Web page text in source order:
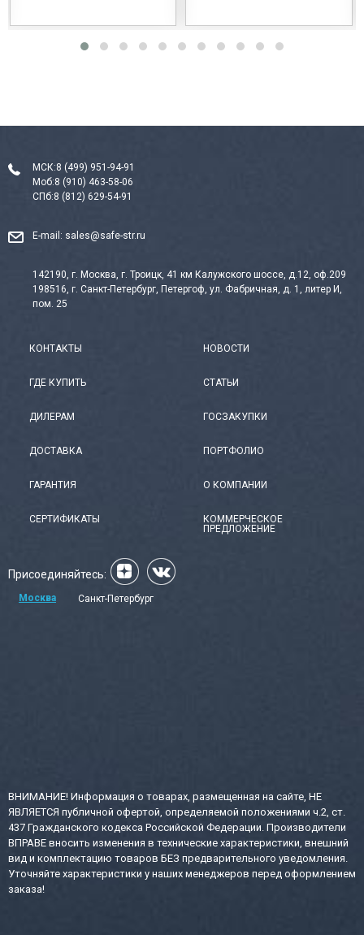
МСК:8 (499) 951-94-91
Моб:8 (910) 463-58-06
СПб:8 (812) 629-54-91
E-mail: sales@safe-str.ru
142190, г. Москва, г. Троицк, 41 км Калужского шоссе, д.12, оф.209
198516, г. Санкт-Петербург, Петергоф, ул. Фабричная, д. 1, литер И,
пом. 25
КОНТАКТЫ
ГДЕ КУПИТЬ
ДИЛЕРАМ
ДОСТАВКА
ГАРАНТИЯ
СЕРТИФИКАТЫ
НОВОСТИ
СТАТЬИ
ГОСЗАКУПКИ
ПОРТФОЛИО
О КОМПАНИИ
КОММЕРЧЕСКОЕ
ПРЕДЛОЖЕНИЕ
Присоединяйтесь:
Москва Санкт-Петербург
ВНИМАНИЕ! Информация о товарах, размещенная на сайте, НЕ
ЯВЛЯЕТСЯ публичной офертой, определяемой положениями ч.2, ст.
437 Гражданского кодекса Российской Федерации. Производители
ВПРАВЕ вносить изменения в технические характеристики, внешний
вид и комплектацию товаров БЕЗ предварительного уведомления.
Уточняйте характеристики у наших менеджеров перед оформлением
заказа!